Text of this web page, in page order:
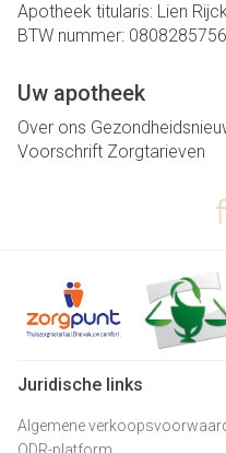
Apotheek titularis: Lien
BTW nummer: 0808285756
Uw apotheek
Over ons
Voorschrift Zorgtarieven
Juridische links
Algemene